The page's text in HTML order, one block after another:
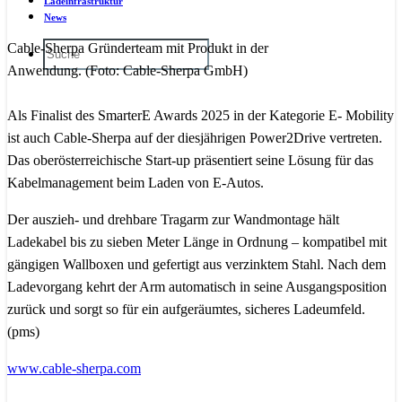
News
Cable-Sherpa Gründerteam mit Produkt in der
Anwendung. (Foto: Cable-Sherpa GmbH)
Als Finalist des SmarterE Awards 2025 in der Kategorie E- Mobility
ist auch Cable-Sherpa auf der diesjährigen Power2Drive vertreten.
Das oberösterreichische Start-up präsentiert seine Lösung für das
Kabelmanagement beim Laden von E-Autos.
Der auszieh- und drehbare Tragarm zur Wandmontage hält
Ladekabel bis zu sieben Meter Länge in Ordnung – kompatibel mit
gängigen Wallboxen und gefertigt aus verzinktem Stahl. Nach dem
Ladevorgang kehrt der Arm automatisch in seine Ausgangsposition
zurück und sorgt so für ein aufgeräumtes, sicheres Ladeumfeld.
(pms)
www.cable-sherpa.com